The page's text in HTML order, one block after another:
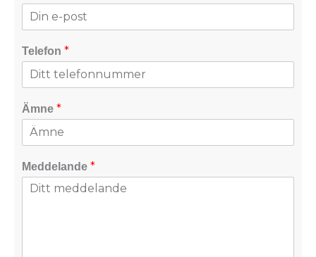
Telefon *
Ämne *
Meddelande *